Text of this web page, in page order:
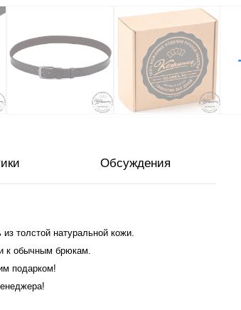
Обсуждения
толстой натуральной кожи.
к обычным брюкам.
подарком!